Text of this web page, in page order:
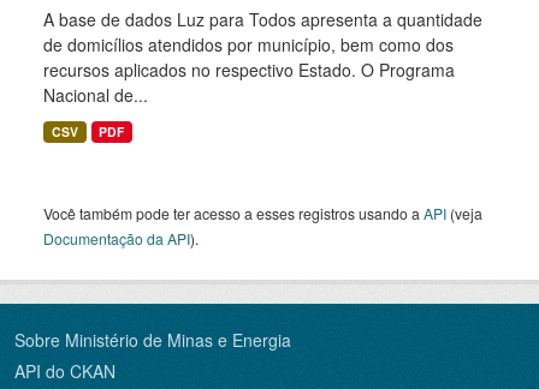
A base de dados Luz para Todos apresenta a quantidade
de domicílios atendidos por município, bem como dos
recursos aplicados no respectivo Estado. O Programa
Nacional de...
CSV PDF
Você também pode ter acesso a esses registros usando a API (veja
Documentação da API).
Sobre Ministério de Minas e Energia
API do CKAN